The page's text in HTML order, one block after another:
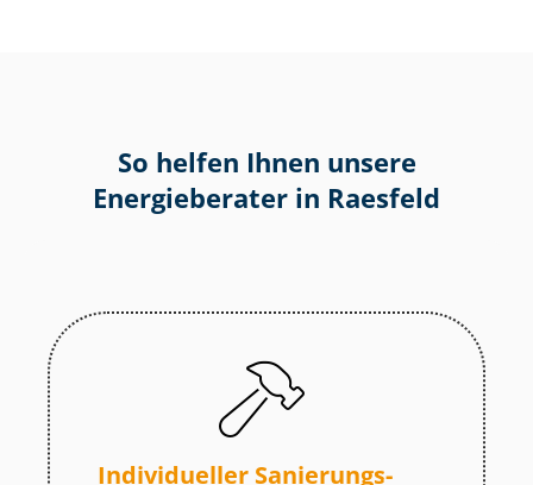
So helfen Ihnen unsere
Energieberater in Raesfeld
Individueller Sa­nie­rungs­